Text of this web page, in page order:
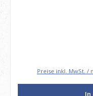
Preise inkl. MwSt. /
In